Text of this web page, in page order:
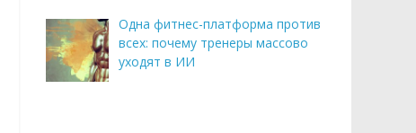
Одна фитнес-платформа против
всех: почему тренеры массово
уходят в ИИ